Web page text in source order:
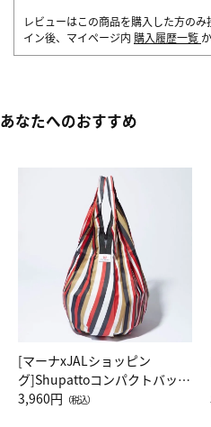
レビューはこの商品を購入した方の
イン後、マイページ内 購入履歴一覧
あなたへのおすすめ
[マーナxJALショッピン
グ]Shupattoコンパクトバッグ
Drop JAL客室乗務員（LC）ス
3,960円 （税込）